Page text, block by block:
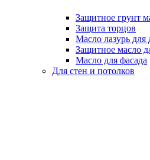
Защитное грунт
Защита торцов
Масло лазурь для
Защитное масло
Масло для фасада
Для стен и потолков